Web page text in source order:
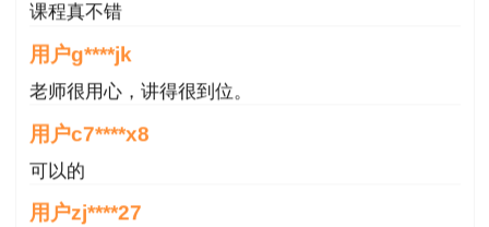
请考生以权威部门公布的内容为准!
课程真不错
用户g****jk
老师很用心，讲得很到位。
用户c7****x8
可以的
用户zj****27